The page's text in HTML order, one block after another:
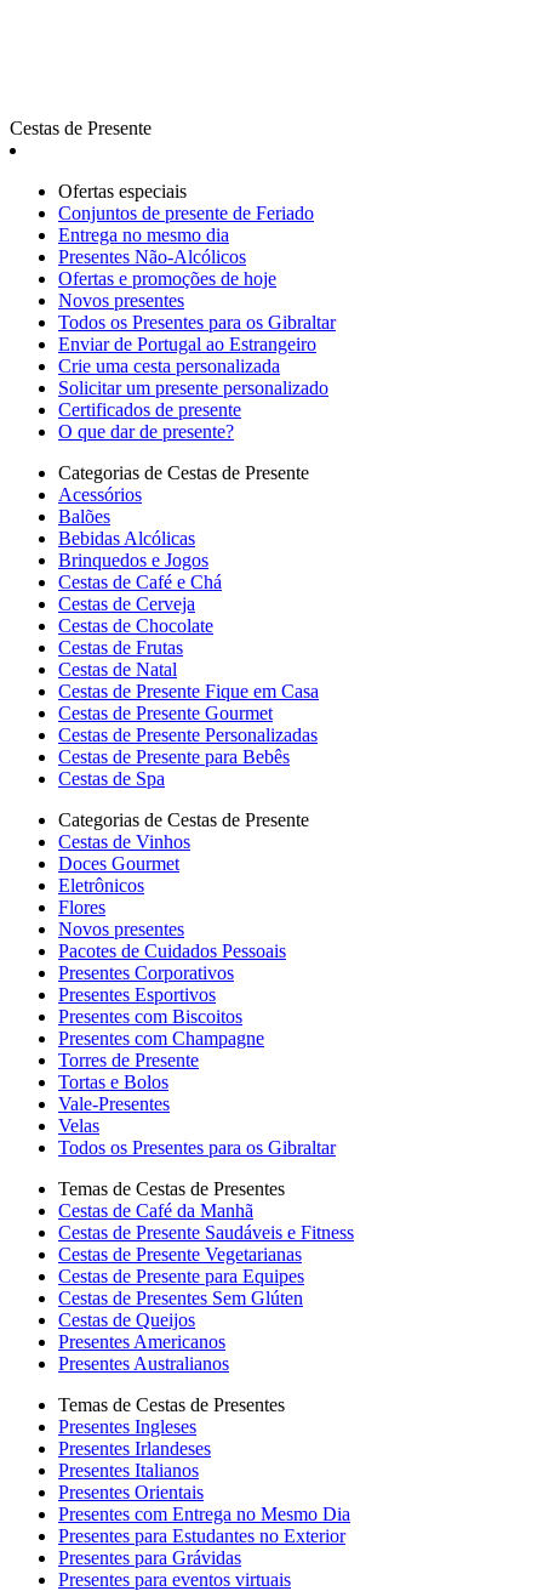
Cestas de Presente
Ofertas especiais
Сonjuntos de presente de Feriado
Entrega no mesmo dia
Presentes Não-Alcólicos
Ofertas e promoções de hoje
Novos presentes
Todos os Presentes para os Gibraltar
Enviar de Portugal ao Estrangeiro
Crie uma cesta personalizada
Solicitar um presente personalizado
Certificados de presente
O que dar de presente?
Categorias de Cestas de Presente
Acessórios
Balões
Bebidas Alcólicas
Brinquedos e Jogos
Cestas de Café e Chá
Cestas de Cerveja
Cestas de Chocolate
Cestas de Frutas
Cestas de Natal
Cestas de Presente Fique em Casa
Cestas de Presente Gourmet
Cestas de Presente Personalizadas
Cestas de Presente para Bebês
Cestas de Spa
Categorias de Cestas de Presente
Cestas de Vinhos
Doces Gourmet
Eletrônicos
Flores
Novos presentes
Pacotes de Cuidados Pessoais
Presentes Corporativos
Presentes Esportivos
Presentes com Biscoitos
Presentes com Champagne
Torres de Presente
Tortas e Bolos
Vale-Presentes
Velas
Todos os Presentes para os Gibraltar
Temas de Cestas de Presentes
Cestas de Café da Manhã
Cestas de Presente Saudáveis e Fitness
Cestas de Presente Vegetarianas
Cestas de Presente para Equipes
Cestas de Presentes Sem Glúten
Cestas de Queijos
Presentes Americanos
Presentes Australianos
Temas de Cestas de Presentes
Presentes Ingleses
Presentes Irlandeses
Presentes Italianos
Presentes Orientais
Presentes com Entrega no Mesmo Dia
Presentes para Estudantes no Exterior
Presentes para Grávidas
Presentes para eventos virtuais